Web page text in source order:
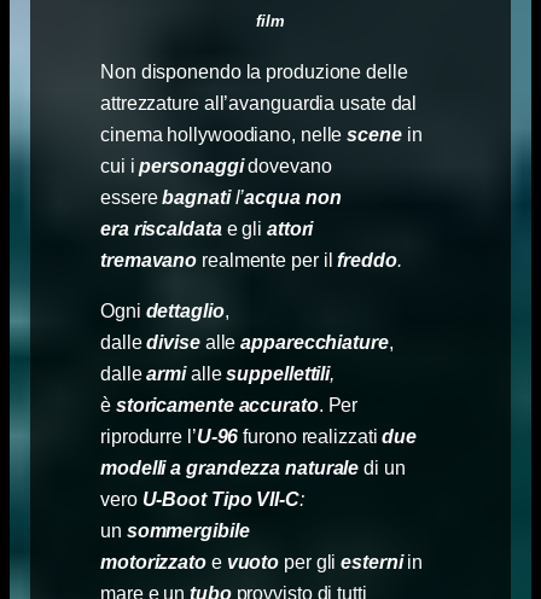
film
Non disponendo la produzione delle
attrezzature all’avanguardia usate dal
cinema hollywoodiano, nellescenein
cui ipersonaggidovevano
essere bagnatil’acqua non
era riscaldata e gli attori
tremavano realmente per il freddo.
Ogni dettaglio,
dalle divisealle apparecchiature,
dallearmiallesuppellettili,
è storicamente accurato. Per
riprodurre l’U-96 furono realizzatidue
modelli a grandezza naturale di un
vero U-Boot Tipo VII-C:
un sommergibile
motorizzatoe vuoto per gliesterniin
mare e un tubo provvisto di tutti